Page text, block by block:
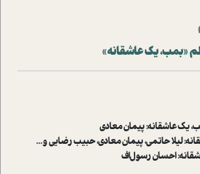
«بمب، یک عاشقانه»
یک عاشقانه: پیمان معادی
لیلا حاتمی، پیمان معادی، حبیب رضایی و...
احسان رسول‌اف